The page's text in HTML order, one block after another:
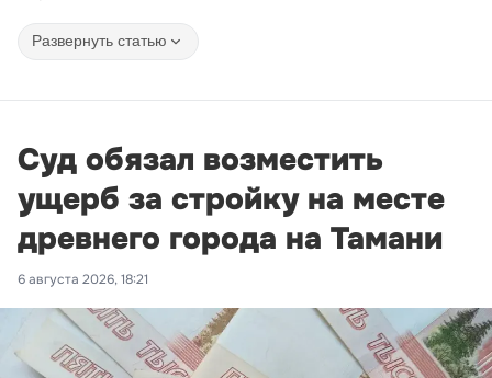
Развернуть статью
Суд обязал возместить
ущерб за стройку на месте
древнего города на Тамани
6 августа 2026, 18:21